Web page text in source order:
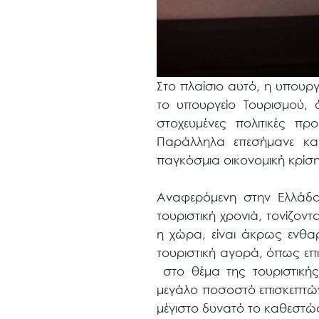
Στο πλαίσιο αυτό, η
το υπουργείο
στοχευμένες πολιτικές
Παράλληλα επεσήμανε
παγκόσμια οικονομική
Αναφερόμενη στην
τουριστική χρονιά,
η χώρα, είναι άκρως
τουριστική αγορά, όπως
στο θέμα της
μεγάλο ποσοστό
μέγιστο δυνατό το